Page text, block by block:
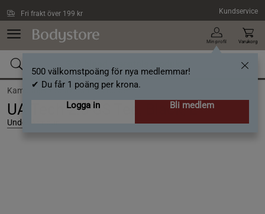
Fri frakt över 199 kr Kundservice
Min profil
500 välkomstpoäng för nya medlemmar!
✔ Du får 1 poäng per krona.
Logga in
Bli medlem
Varukorg
Kampanjer / Stark start på hösten
UA Tech 2.0 SS Tee, Black, L
Under Armour